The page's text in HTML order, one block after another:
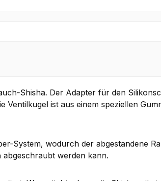
Shisha. Der Adapter für den
Ventilkugel ist aus einem speziellen
System, wodurch der abgestandene
werden kann.